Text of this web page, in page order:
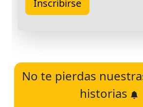
No te pierdas
historias